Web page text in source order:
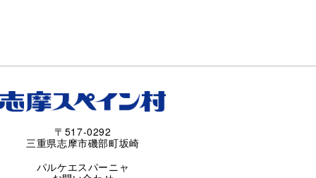
〒517-0292
三重県志摩市磯部町坂崎
パルケエスパーニャ